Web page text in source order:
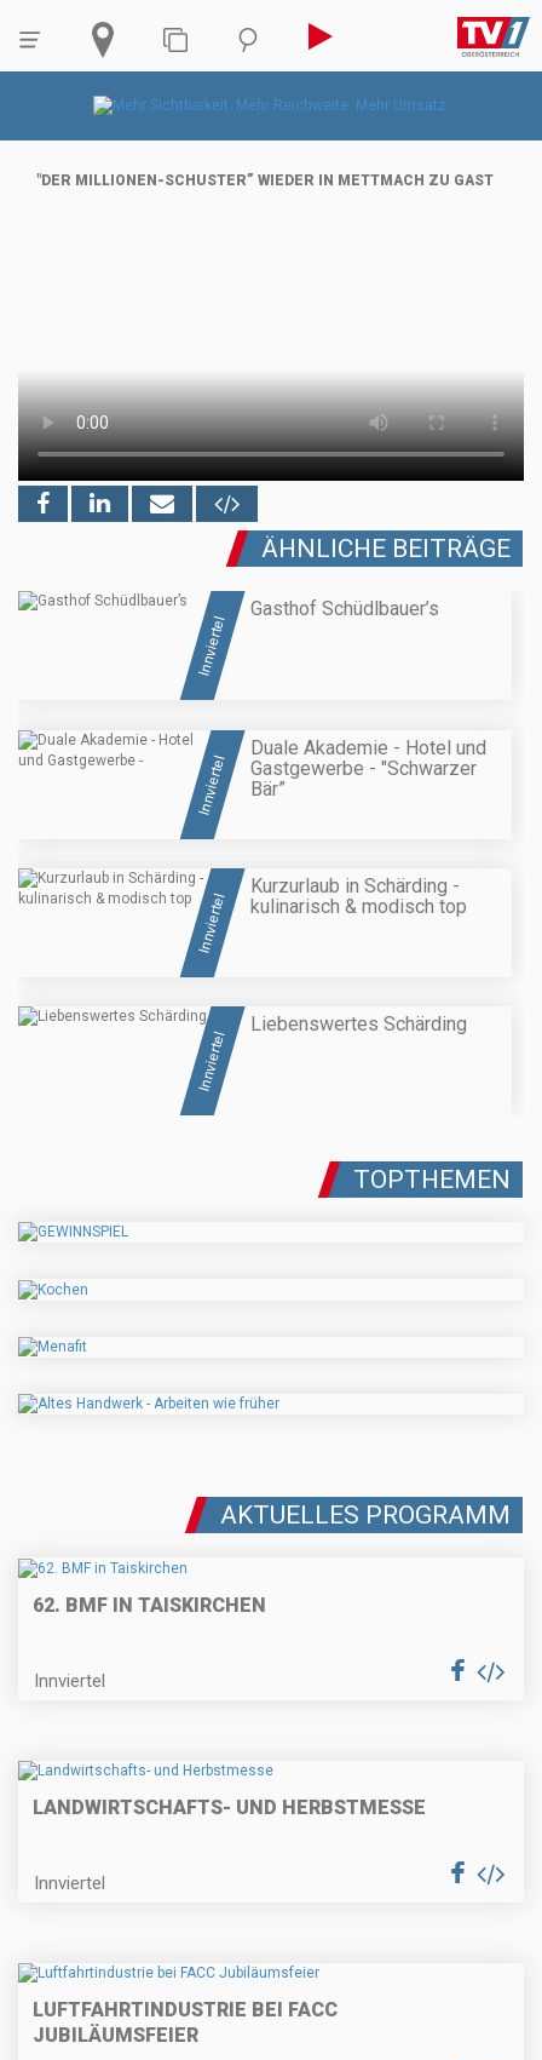
"DER MILLIONEN-SCHUSTER” WIEDER IN METTMACH ZU GAST
ÄHNLICHE BEITRÄGE
Innviertel
Gasthof Schüdlbauer’s
Innviertel
Duale Akademie - Hotel und
Gastgewerbe - "Schwarzer
Bär”
Innviertel
Kurzurlaub in Schärding -
kulinarisch & modisch top
Innviertel
Liebenswertes Schärding
TOPTHEMEN
AKTUELLES PROGRAMM
62. BMF IN TAISKIRCHEN
Innviertel
LANDWIRTSCHAFTS- UND HERBSTMESSE
Innviertel
LUFTFAHRTINDUSTRIE BEI FACC
JUBILÄUMSFEIER